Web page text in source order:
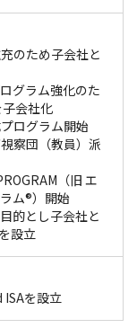
のため子会社と
グラム強化のた
会社化
ログラム開始
察団（教員）派
（旧 エ
ム®）開始
的とし子会社と
設立
ISAを設立